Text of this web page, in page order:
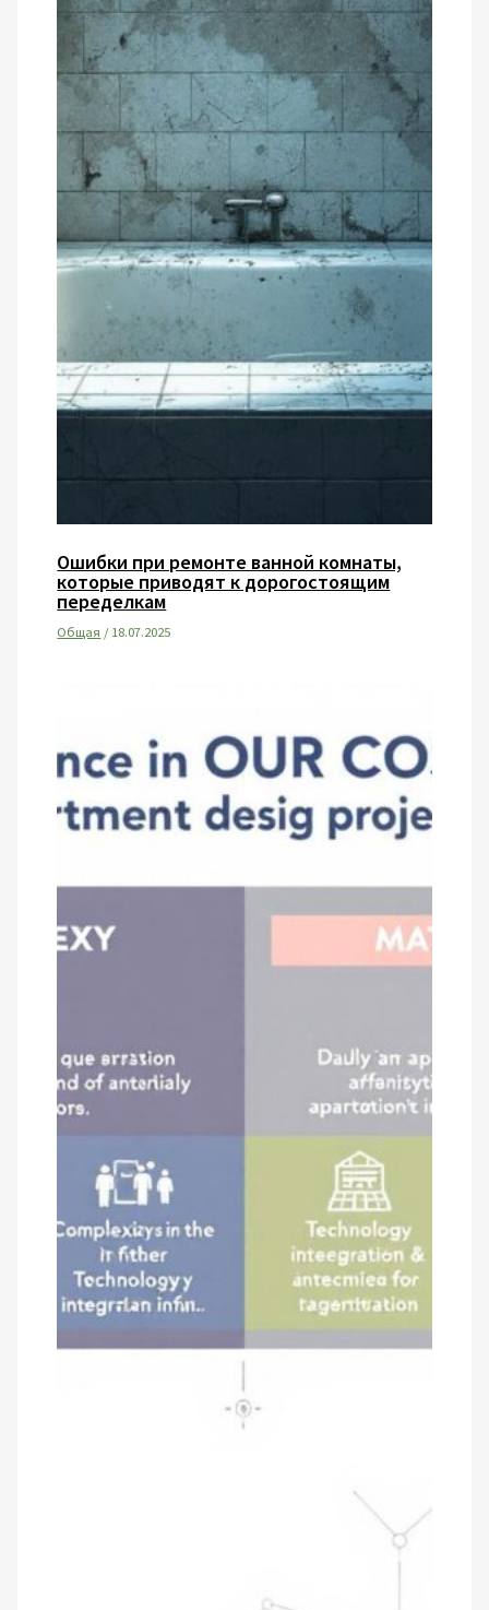
Ошибки при ремонте ванной комнаты,
которые приводят к дорогостоящим
переделкам
Общая /18.07.2025